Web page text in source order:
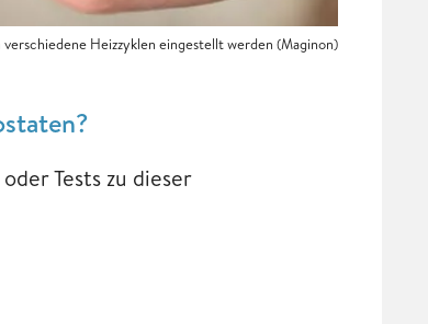
Heizzyklen eingestellt werden (Maginon)
Tests zu dieser